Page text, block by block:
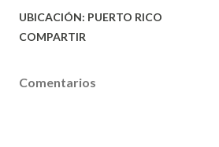
UBICACIÓN: PUERTO RICO
COMPARTIR
Comentarios